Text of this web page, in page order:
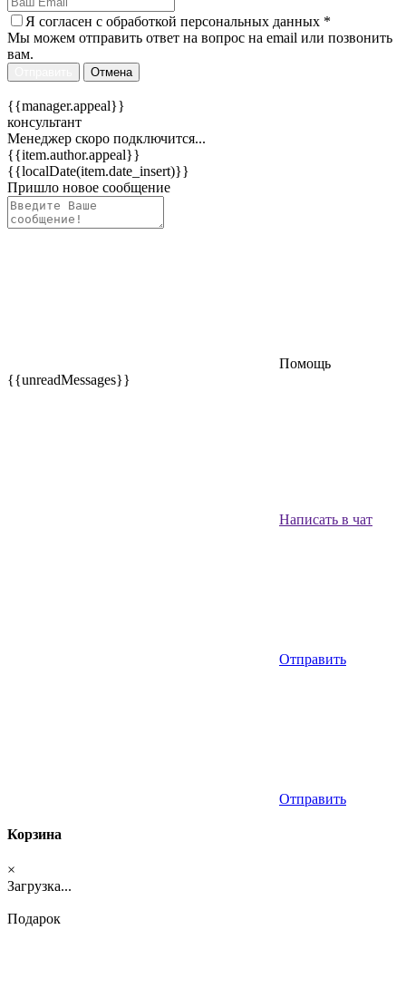
Я согласен c обработкой персональных данных *
Мы можем отправить ответ на вопрос на email или позвонить
вам.
Отмена
{{manager.appeal}}
консультант
Менеджер скоро подключится...
{{item.author.appeal}}
{{localDate(item.date_insert)}}
Пришло новое сообщение
Помощь
{{unreadMessages}}
Написать в чат
Отправить
Отправить
Корзина
×
Загрузка...
Подарок